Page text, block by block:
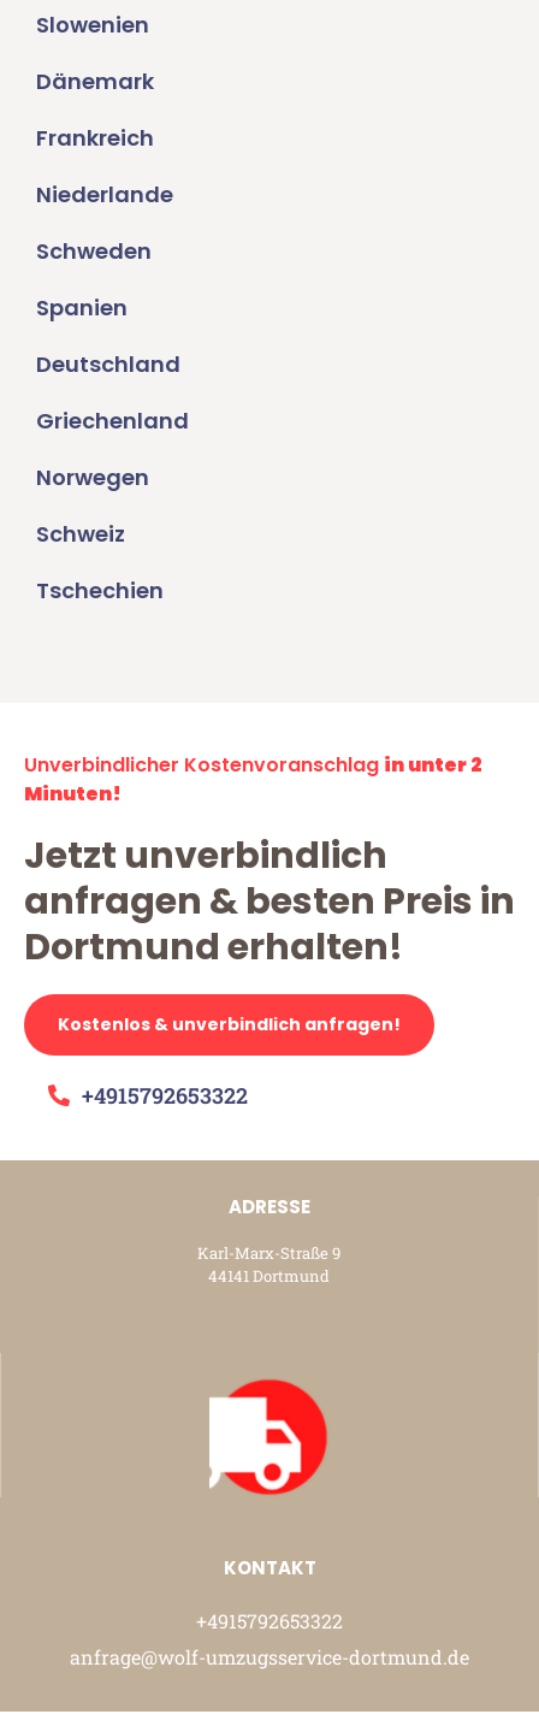
Slowenien
Dänemark
Frankreich
Niederlande
Schweden
Spanien
Deutschland
Griechenland
Norwegen
Schweiz
Tschechien
Unverbindlicher Kostenvoranschlag in unter 2
Minuten!
Jetzt unverbindlich
anfragen & besten Preis in
Dortmund erhalten!
Kostenlos & unverbindlich anfragen!
+4915792653322
ADRESSE
Karl-Marx-Straße 9
44141 Dortmund
KONTAKT
+4915792653322
anfrage@wolf-umzugsservice-dortmund.de